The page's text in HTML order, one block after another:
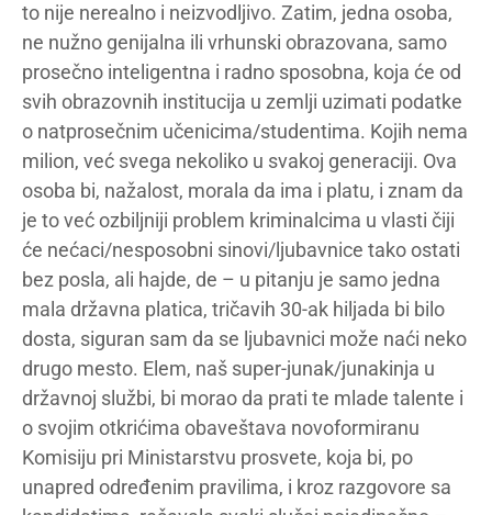
to nije nerealno i neizvodljivo. Zatim, jedna osoba,
ne nužno genijalna ili vrhunski obrazovana, samo
prosečno inteligentna i radno sposobna, koja će od
svih obrazovnih institucija u zemlji uzimati podatke
o natprosečnim učenicima/studentima. Kojih nema
milion, već svega nekoliko u svakoj generaciji. Ova
osoba bi, nažalost, morala da ima i platu, i znam da
je to već ozbiljniji problem kriminalcima u vlasti čiji
će nećaci/nesposobni sinovi/ljubavnice tako ostati
bez posla, ali hajde, de – u pitanju je samo jedna
mala državna platica, tričavih 30-ak hiljada bi bilo
dosta, siguran sam da se ljubavnici može naći neko
drugo mesto. Elem, naš super-junak/junakinja u
državnoj službi, bi morao da prati te mlade talente i
o svojim otkrićima obaveštava novoformiranu
Komisiju pri Ministarstvu prosvete, koja bi, po
unapred određenim pravilima, i kroz razgovore sa